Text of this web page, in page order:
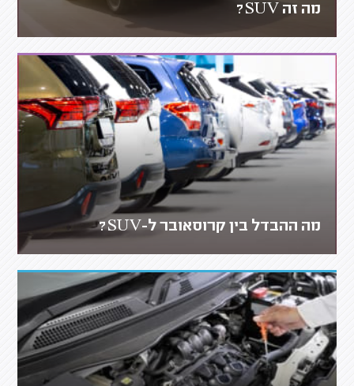
מה זה SUV?
מה ההבדל בין קרוסאובר ל-SUV?